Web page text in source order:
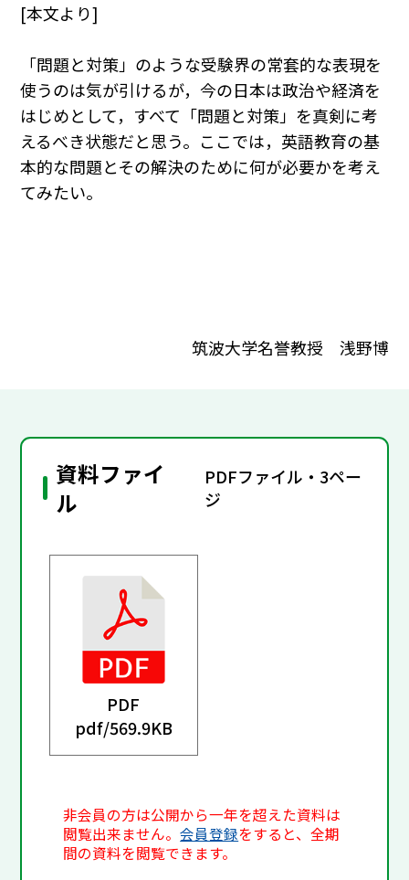
[本文より]
「問題と対策」のような受験界の常套的な表現を
使うのは気が引けるが，今の日本は政治や経済を
はじめとして，すべて「問題と対策」を真剣に考
えるべき状態だと思う。ここでは，英語教育の基
本的な問題とその解決のために何が必要かを考え
てみたい。
筑波大学名誉教授 浅野博
資料ファイ
ル
PDFファイル・3ペー
ジ
PDF
pdf/569.9KB
非会員の方は公開から一年を超えた資料は
閲覧出来ません。会員登録をすると、全期
間の資料を閲覧できます。